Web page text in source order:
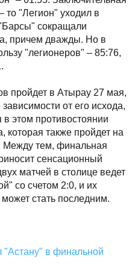
то "Легион" уходил в
сокращали
причем дважды. Но в
"легионеров" – 85:76,
пройдет в Атырау 27 мая,
от его исхода,
этом противостоянии
которая также пройдет на
Между тем, финальная
сенсационный
матчей в столице ведет
со счетом 2:0, и их
стать последним.
"Астану" в финальной